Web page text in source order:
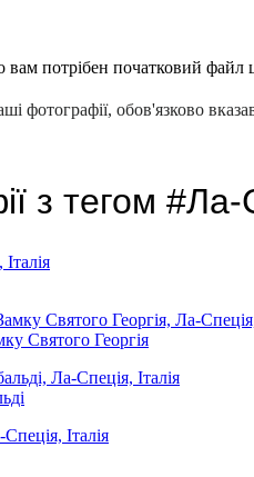
вам потрібен початковий файл
фотографії, обов'язково
з тегом #Ла-
Святого Георгія